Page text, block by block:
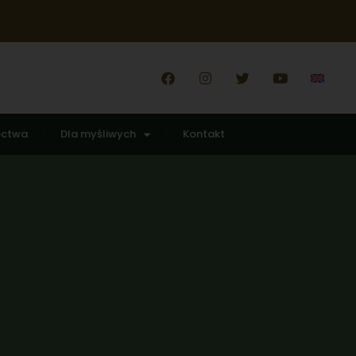
Dla myśliwych Kontakt